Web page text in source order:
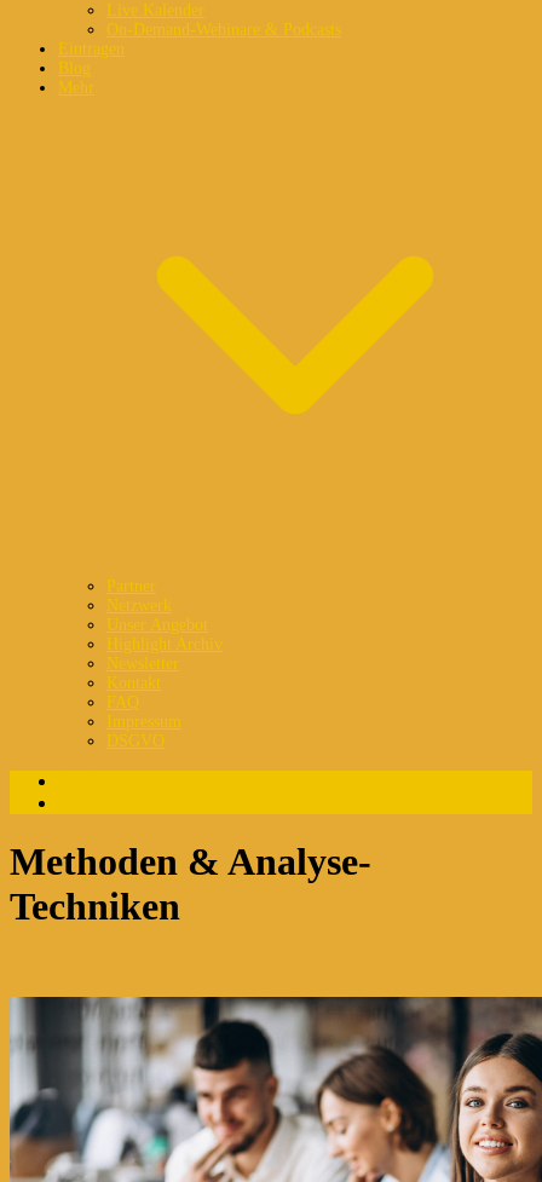
Live Kalender
On-Demand-Webinare & Podcasts
Eintragen
Blog
Mehr
Partner
Netzwerk
Unser Angebot
Highlight Archiv
Newsletter
Kontakt
FAQ
Impressum
DSGVO
Methoden & Analyse-
Techniken